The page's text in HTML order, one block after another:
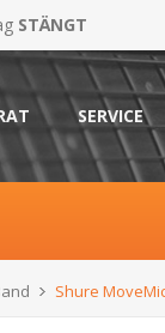
STÄNGT
SERVICE
Shure